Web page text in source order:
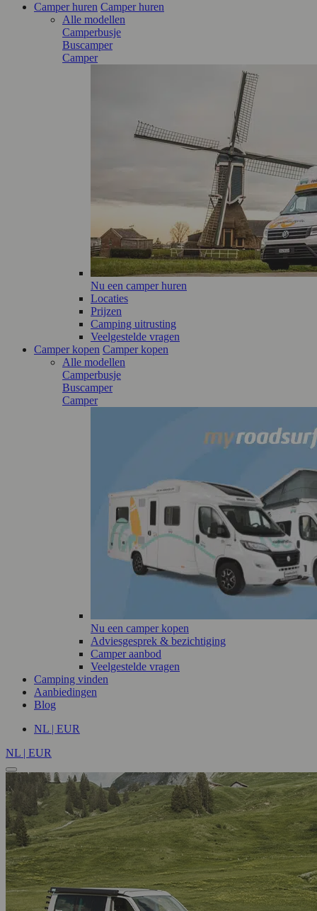
Camper huren Camper huren
Alle modellen
Camperbusje
Buscamper
Camper
Nu een camper huren
Locaties
Prijzen
Camping uitrusting
Veelgestelde vragen
Camper kopen Camper kopen
Alle modellen
Camperbusje
Buscamper
Camper
Nu een camper kopen
Adviesgesprek & bezichtiging
Camper aanbod
Veelgestelde vragen
Camping vinden
Aanbiedingen
Blog
NL | EUR
NL | EUR